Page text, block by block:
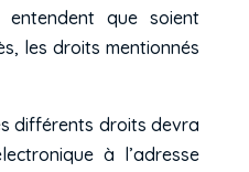
que soient
les droits mentionnés
différents droits devra
à l’adresse